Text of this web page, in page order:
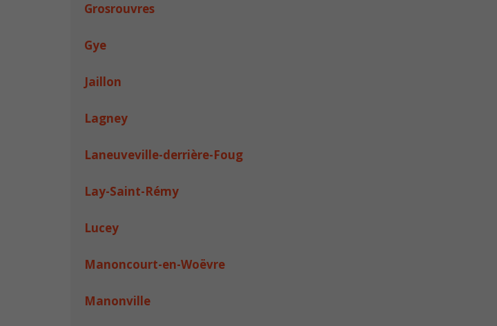
Grosrouvres
Gye
Jaillon
Lagney
Laneuveville-derrière-Foug
Lay-Saint-Rémy
Lucey
Manoncourt-en-Woëvre
Manonville